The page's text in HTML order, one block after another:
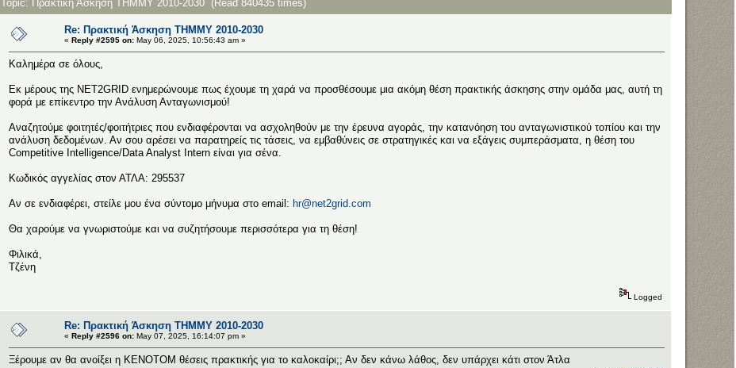
Topic: Πρακτική Άσκηση ΤΗΜΜΥ 2010-2030 (Read 840435 times)
Re: Πρακτική Άσκηση ΤΗΜΜΥ 2010-2030
« Reply #2595 on: May 06, 2025, 10:56:43 am »
Καλημέρα σε όλους,
Εκ μέρους της NET2GRID ενημερώνουμε πως έχουμε τη χαρά να προσθέσουμε μια ακόμη θέση πρακτικής άσκησης στην ομάδα μας, αυτή τη
φορά με επίκεντρο την Ανάλυση Ανταγωνισμού!
Αναζητούμε φοιτητές/φοιτήτριες που ενδιαφέρονται να ασχοληθούν με την έρευνα αγοράς, την κατανόηση του ανταγωνιστικού τοπίου και την
ανάλυση δεδομένων. Αν σου αρέσει να παρατηρείς τις τάσεις, να εμβαθύνεις σε στρατηγικές και να εξάγεις συμπεράσματα, η θέση του
Competitive Intelligence/Data Analyst Intern είναι για σένα.
Κωδικός αγγελίας στον ΑΤΛΑ: 295537
Αν σε ενδιαφέρει, στείλε μου ένα σύντομο μήνυμα στο email: hr@net2grid.com
Θα χαρούμε να γνωριστούμε και να συζητήσουμε περισσότερα για τη θέση!
Φιλικά,
Τζένη
Logged
Re: Πρακτική Άσκηση ΤΗΜΜΥ 2010-2030
« Reply #2596 on: May 07, 2025, 16:14:07 pm »
Ξέρουμε αν θα ανοίξει η ΚΕΝΟΤΟΜ θέσεις πρακτικής για το καλοκαίρι;; Αν δεν κάνω λάθος, δεν υπάρχει κάτι στον Άτλα